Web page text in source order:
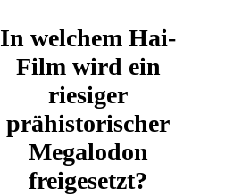
In welchem Hai-
Film wird ein
riesiger
prähistorischer
Megalodon
freigesetzt?